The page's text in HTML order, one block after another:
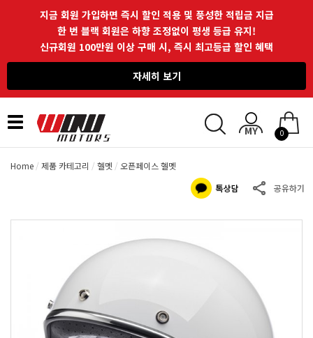
지금 회원 가입하면 즉시 할인 적용 및 풍성한 적립금 지급
한 번 블랙 회원은 하향 조정없이 평생 등급 유지!
신규회원 100만원 이상 구매 시, 즉시 최고등급 할인 혜택
자세히 보기
Toggle
navigation
0
Home 제품 카테고리 헬멧 오픈페이스 헬멧